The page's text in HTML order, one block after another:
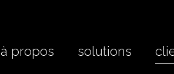
à propos solutions